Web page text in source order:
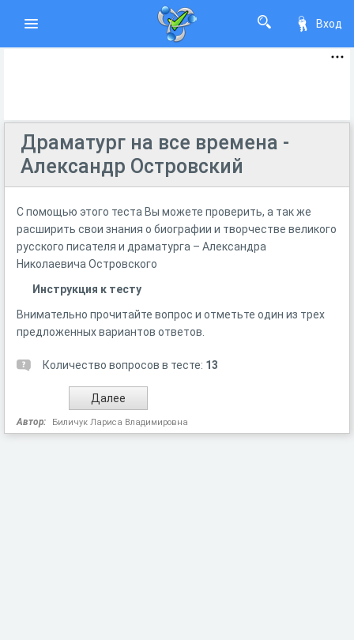
Вход
Драматург на все времена -
Александр Островский
С помощью этого теста Вы можете проверить, а так же
расширить свои знания о биографии и творчестве великого
русского писателя и драматурга – Александра
Николаевича Островского
Инструкция к тесту
Внимательно прочитайте вопрос и отметьте один из трех
предложенных вариантов ответов.
Количество вопросов в тесте: 13
Автор: Биличук Лариса Владимировна